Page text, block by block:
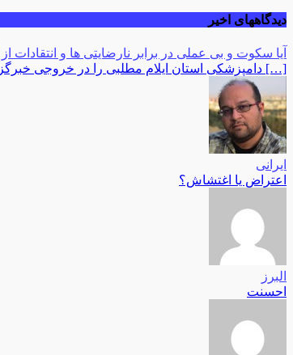
دیدگاههای اخیر
آیا سکوت و بی عملی در برابر نارضایتی ها و
[…] دامپزشکی استان ایلام مطلبی را در خروجی
ایرانی
اعتراض یا اغتشاش؟
البرز
احسنت